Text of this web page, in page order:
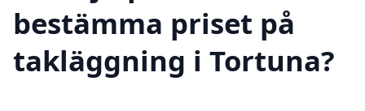
bestämma priset på
takläggning i Tortuna?